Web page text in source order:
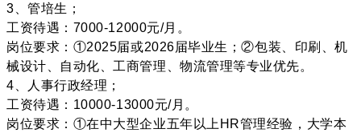
3、管培生；
工资待遇：7000-12000元/月。
岗位要求：①2025届或2026届毕业生；②包装、印刷、机
械设计、自动化、工商管理、物流管理等专业优先。
4、人事行政经理；
工资待遇：10000-13000元/月。
岗位要求：①在中大型企业五年以上HR管理经验，大学本